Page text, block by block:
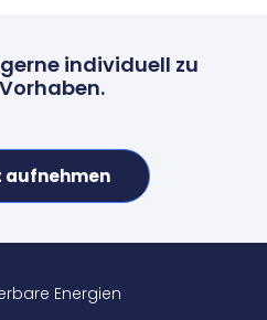
individuell zu
aufnehmen
Energien